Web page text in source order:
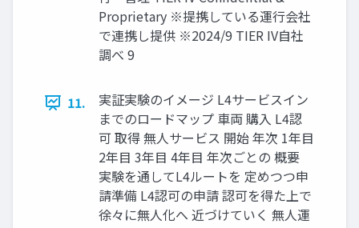
Proprietary ※提携している運行会社
で連携し提供 ※2024/9 TIER IV自社
調べ 9
11.
実証実験のイメージ L4サービスイン
までのロードマップ 車両 購入 L4認
可 取得 無人サービス 開始 年次 1年目
2年目 3年目 4年目 年次ごとの 概要
実験を通してL4ルートを 定めつつ申
請準備 L4認可の申請 認可を得た上で
徐々に無人化へ 近づけていく 無人運